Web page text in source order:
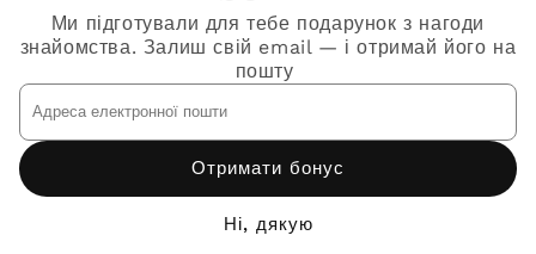
BASIC LOGO CAP JUNIOR
₴299
Відгуки клієнтів
Будьте першим, хто напише відгук
Ми підготували для тебе подарунок з нагоди
знайомства. Залиш свій email — і отримай його на
пошту
Адреса
електронної
пошти
Отримати бонус
Ні, дякую